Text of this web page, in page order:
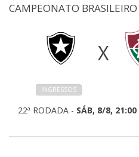
CAMPEONATO BRASILEIRO
X
INGRESSOS
22ª RODADA - SÁB, 8/8, 21:00